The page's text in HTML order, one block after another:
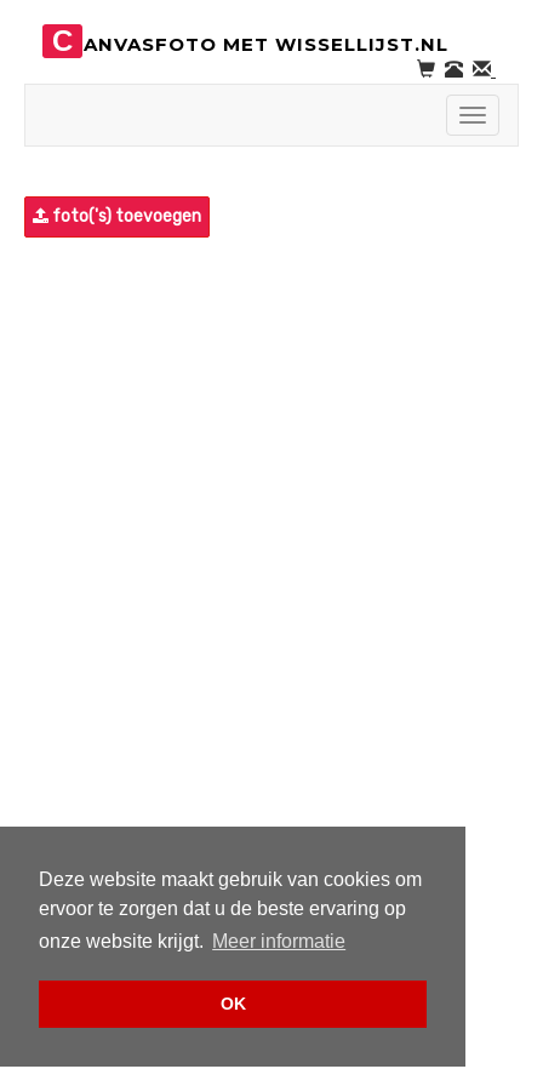
Deze website maakt gebruik van cookies om
ervoor te zorgen dat u de beste ervaring op
onze website krijgt. Meer informatie
OK
C ANVASFOTO MET WISSELLIJST.NL
Toggle
foto('s) toevoegen